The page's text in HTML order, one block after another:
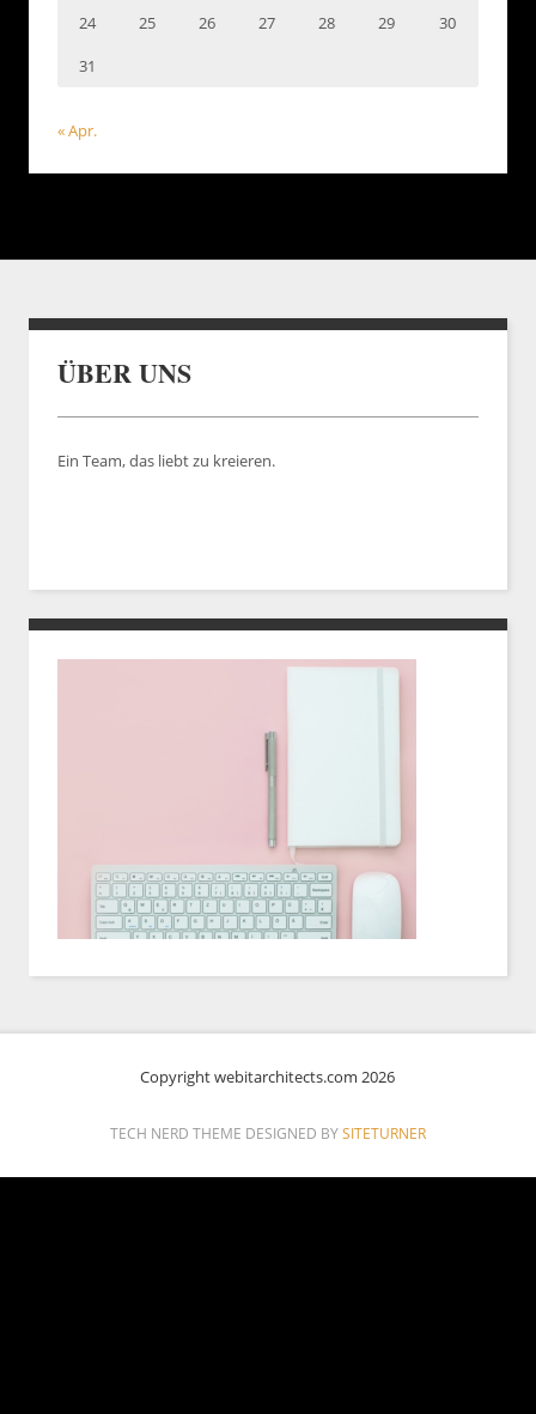
24
25 26 27 28 29
30
31
« Apr.
ÜBER UNS
Ein Team, das liebt zu kreieren.
Copyright webitarchitects.com 2026
TECH NERD THEME DESIGNED BY SITETURNER